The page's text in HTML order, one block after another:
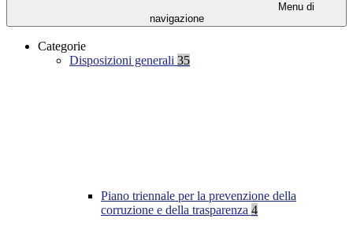
Menu di
navigazione
Categorie
Disposizioni generali 35
Piano triennale per la prevenzione della
corruzione e della trasparenza 4